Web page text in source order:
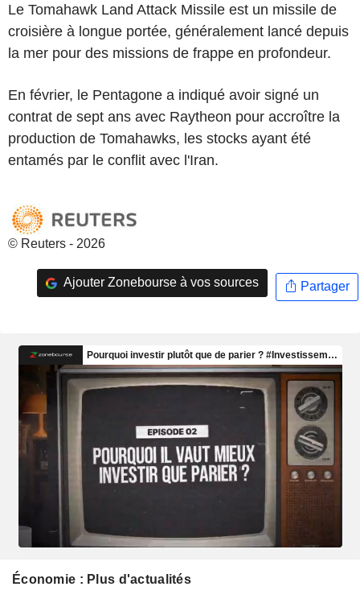
Le Tomahawk Land Attack Missile est un missile de
croisière à longue portée, généralement lancé depuis
la mer pour des missions de frappe en profondeur.
En février, le Pentagone a indiqué avoir signé un
contrat de sept ans avec Raytheon pour accroître la
production de Tomahawks, les stocks ayant été
entamés par le conflit avec l'Iran.
© Reuters - 2026
Ajouter Zonebourse à vos sources Partager
Économie : Plus d'actualités